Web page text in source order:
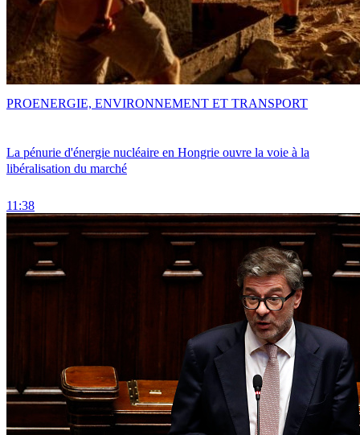
La pénurie d'énergie nucléaire en Hongrie ouvre la voie à la
libéralisation du marché
11:38
PROENERGIE, ENVIRONNEMENT ET TRANSPORT